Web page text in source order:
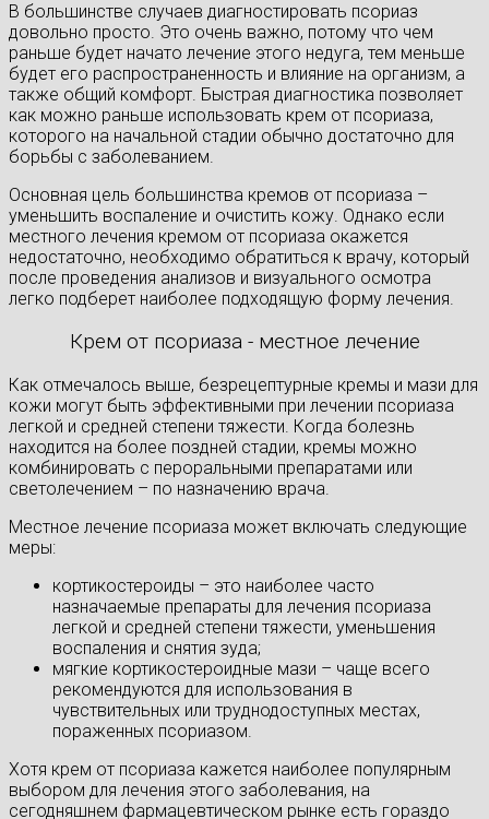
В большинстве случаев диагностировать псориаз
довольно просто. Это очень важно, потому что чем
раньше будет начато лечение этого недуга, тем меньше
будет его распространенность и влияние на организм, а
также общий комфорт. Быстрая диагностика позволяет
как можно раньше использовать крем от псориаза,
которого на начальной стадии обычно достаточно для
борьбы с заболеванием.
Основная цель большинства кремов от псориаза –
уменьшить воспаление и очистить кожу. Однако если
местного лечения кремом от псориаза окажется
недостаточно, необходимо обратиться к врачу, который
после проведения анализов и визуального осмотра
легко подберет наиболее подходящую форму лечения.
Крем от псориаза - местное лечение
Как отмечалось выше, безрецептурные кремы и мази для
кожи могут быть эффективными при лечении псориаза
легкой и средней степени тяжести. Когда болезнь
находится на более поздней стадии, кремы можно
комбинировать с пероральными препаратами или
светолечением – по назначению врача.
Местное лечение псориаза может включать следующие
меры:
кортикостероиды – это наиболее часто
назначаемые препараты для лечения псориаза
легкой и средней степени тяжести, уменьшения
воспаления и снятия зуда;
мягкие кортикостероидные мази – чаще всего
рекомендуются для использования в
чувствительных или труднодоступных местах,
пораженных псориазом.
Хотя крем от псориаза кажется наиболее популярным
выбором для лечения этого заболевания, на
сегодняшнем фармацевтическом рынке есть гораздо